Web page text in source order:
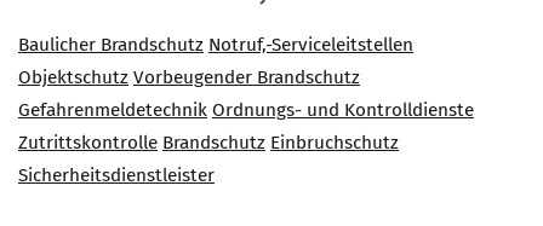
Baulicher Brandschutz Notruf,-Serviceleitstellen
Objektschutz Vorbeugender Brandschutz
Gefahrenmeldetechnik Ordnungs- und Kontrolldienste
Zutrittskontrolle Brandschutz Einbruchschutz
Sicherheitsdienstleister